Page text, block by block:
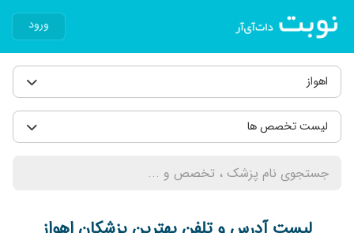
ورود
اهواز
لیست تخصص ها